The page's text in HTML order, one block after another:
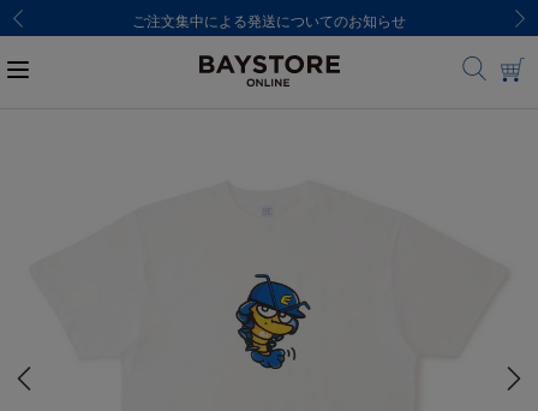
ご注文集中による発送についてのお知らせ